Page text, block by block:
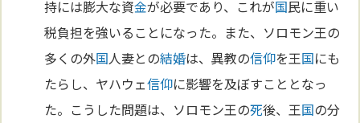
持には膨大な資金が必要であり、これが国民に重い
税負担を強いることになった。また、ソロモン王の
多くの外国人妻との結婚は、異教の信仰を王国にも
たらし、ヤハウェ信仰に影響を及ぼすこととなっ
た。こうした問題は、ソロモン王の死後、王国の分